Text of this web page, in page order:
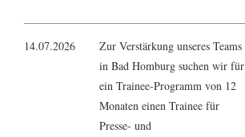
14.07.2026
Zur Verstärkung unseres Teams
in Bad Homburg suchen wir für
ein Trainee-Programm von 12
Monaten einen Trainee für
Presse- und